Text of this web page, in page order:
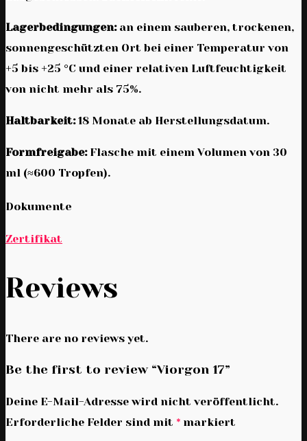
Lagerbedingungen: an einem sauberen, trockenen,
sonnengeschützten Ort bei einer Temperatur von
+5 bis +25 °C und einer relativen Luftfeuchtigkeit
von nicht mehr als 75%.
Haltbarkeit:18 Monate ab Herstellungsdatum.
Formfreigabe: Flasche mit einem Volumen von 30
ml (≈600 Tropfen).
Dokumente
Zertifikat
Reviews
There are no reviews yet.
Be the first to review “Viorgon 17”
Deine E-Mail-Adresse wird nicht veröffentlicht.
Erforderliche Felder sind mit * markiert